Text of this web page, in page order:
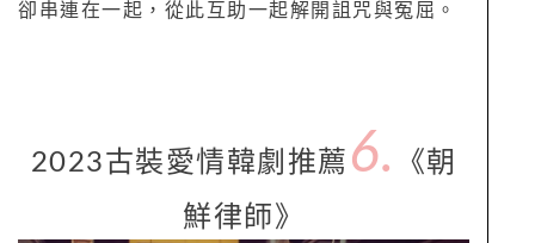
卻串連在一起，從此互助一起解開詛咒與冤屈。
2023古裝愛情韓劇推薦 6.
《朝
鮮律師》